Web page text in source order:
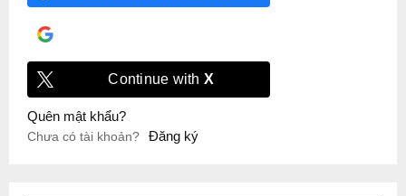
Continue with X
Quên mật khẩu?
Chưa có tài khoản? Đăng ký